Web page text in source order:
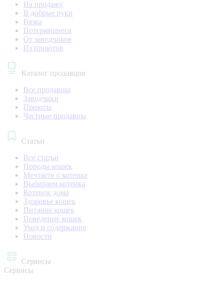
На продажу
В добрые руки
Вязка
Потерявшиеся
От заводчиков
Из приютов
Каталог продавцов
Все продавцы
Заводчики
Приюты
Частные продавцы
Статьи
Все статьи
Породы кошек
Мечтаете о котенке
Выбираем котенка
Котенок дома
Здоровье кошек
Питание кошек
Поведение кошек
Уход и содержание
Новости
Сервисы
Сервисы